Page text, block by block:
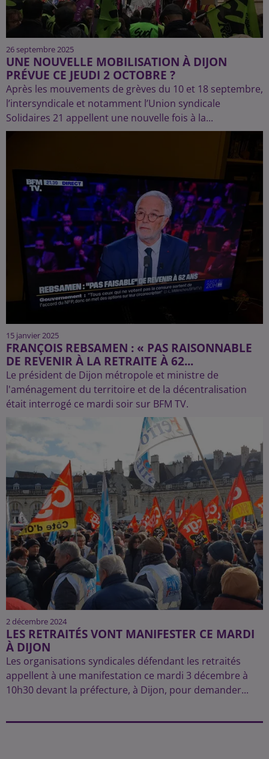
26 septembre 2025
UNE NOUVELLE MOBILISATION À DIJON
PRÉVUE CE JEUDI 2 OCTOBRE ?
Après les mouvements de grèves du 10 et 18 septembre,
l’intersyndicale et notamment l’Union syndicale
Solidaires 21 appellent une nouvelle fois à la...
15 janvier 2025
FRANÇOIS REBSAMEN : « PAS RAISONNABLE
DE REVENIR À LA RETRAITE À 62...
Le président de Dijon métropole et ministre de
l'aménagement du territoire et de la décentralisation
était interrogé ce mardi soir sur BFM TV.
2 décembre 2024
LES RETRAITÉS VONT MANIFESTER CE MARDI
À DIJON
Les organisations syndicales défendant les retraités
appellent à une manifestation ce mardi 3 décembre à
10h30 devant la préfecture, à Dijon, pour demander...